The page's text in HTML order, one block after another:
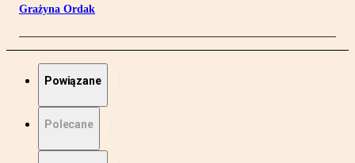
Grażyna Ordak
Powiązane
Polecane